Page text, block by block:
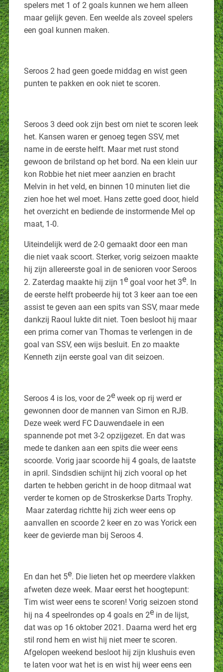
spelers met 1 of 2 goals kunnen we hem alleen
maar gelijk geven. Een weelde als zoveel spelers
een goal kunnen maken.
Seroos 2 had geen goede middag en wist geen
punten te pakken en ook niet te scoren.
Seroos 3 deed ook zijn best om niet te scoren leek
het. Kansen waren er genoeg tegen SSV, met
name in de eerste helft. Maar met rust stond
gewoon de brilstand op het bord. Na een klein uur
kon Robbie het niet meer aanzien en bracht
Melvin in het veld, en binnen 10 minuten liet die
zien hoe het wel moet. Hans zette goed door, hield
het overzicht en bediende de instormende Mel op
maat, 1-0.
Uiteindelijk werd de 2-0 gemaakt door een man
die niet vaak scoort. Sterker, vorig seizoen maakte
hij zijn allereerste goal in de senioren voor Seroos
2. Zaterdag maakte hij zijn 1egoal voor het 3e. In
de eerste helft probeerde hij tot 3 keer aan toe een
assist te geven aan een spits van SSV, maar mede
dankzij Raoul lukte dit niet. Toen besloot hij maar
een prima corner van Thomas te verlengen in de
goal van SSV, een wijs besluit. En zo maakte
Kenneth zijn eerste goal van dit seizoen.
Seroos 4 is los, voor de 2eweek op rij werd er
gewonnen door de mannen van Simon en RJB.
Deze week werd FC Dauwendaele in een
spannende pot met 3-2 opzijgezet. En dat was
mede te danken aan een spits die weer eens
scoorde. Vorig jaar scoorde hij 4 goals, de laatste
in april. Sindsdien schijnt hij zich vooral op het
darten te hebben gericht in de hoop ditmaal wat
verder te komen op de Stroskerkse Darts Trophy.
Maar zaterdag richtte hij zich weer eens op
aanvallen en scoorde 2 keer en zo was Yorick een
keer de gevierde man bij Seroos 4.
En dan het 5e. Die lieten het op meerdere vlakken
afweten deze week. Maar eerst het hoogtepunt:
Tim wist weer eens te scoren! Vorig seizoen stond
hij na 4 speelrondes op 4 goals en 2ein de lijst,
dat was op 16 oktober 2021. Daarna werd het erg
stil rond hem en wist hij niet meer te scoren.
Afgelopen weekend besloot hij zijn klushuis even
te laten voor wat het is en wist hij weer eens een